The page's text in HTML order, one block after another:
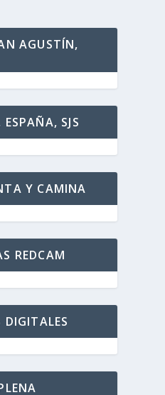
AGUSTÍN,
SJS
Y CAMINA
REDCAM
DIGITALES